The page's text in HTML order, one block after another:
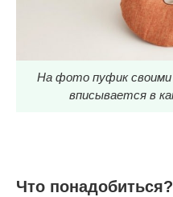
На фото пуфик
вписывается в
Что понадобиться?